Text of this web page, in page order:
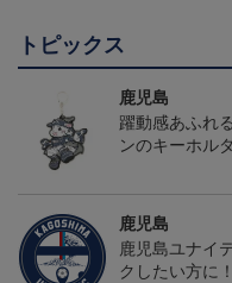
トピックス
鹿児島
躍動感あふれ
ンのキーホル
鹿児島
鹿児島ユナイ
クしたい方に